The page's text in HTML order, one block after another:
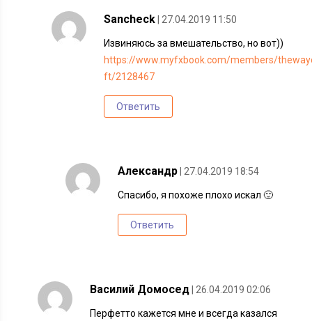
Sancheck | 27.04.2019 11:50
Извиняюсь за вмешательство, но вот))
https://www.myfxbook.com/members/
ft/2128467
Ответить
Александр | 27.04.2019 18:54
Спасибо, я похоже плохо искал 🙂
Ответить
Василий Домосед | 26.04.2019 02:06
Перфетто кажется мне и всегда казался